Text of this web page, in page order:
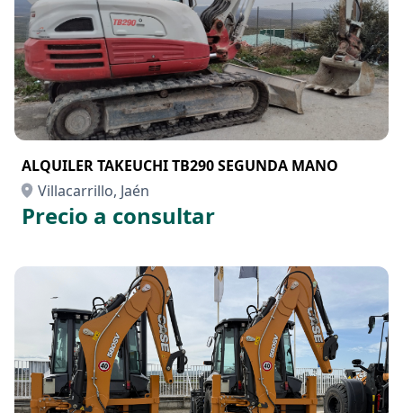
ALQUILER TAKEUCHI TB290 SEGUNDA MANO
Villacarrillo, Jaén
Precio a consultar